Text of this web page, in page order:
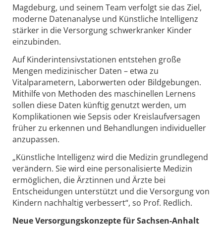
Magdeburg, und seinem Team verfolgt sie das Ziel,
moderne Datenanalyse und Künstliche Intelligenz
stärker in die Versorgung schwerkranker Kinder
einzubinden.
Auf Kinderintensivstationen entstehen große
Mengen medizinischer Daten – etwa zu
Vitalparametern, Laborwerten oder Bildgebungen.
Mithilfe von Methoden des maschinellen Lernens
sollen diese Daten künftig genutzt werden, um
Komplikationen wie Sepsis oder Kreislaufversagen
früher zu erkennen und Behandlungen individueller
anzupassen.
„Künstliche Intelligenz wird die Medizin grundlegend
verändern. Sie wird eine personalisierte Medizin
ermöglichen, die Ärztinnen und Ärzte bei
Entscheidungen unterstützt und die Versorgung von
Kindern nachhaltig verbessert“, so Prof. Redlich.
Neue Versorgungskonzepte für Sachsen-Anhalt